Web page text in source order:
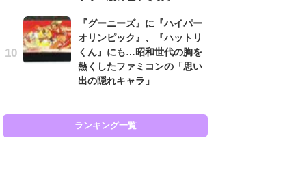
『グーニーズ』に『ハイパー
オリンピック』、『ハットリ
くん』にも…昭和世代の胸を
熱くしたファミコンの「思い
出の隠れキャラ」
ランキング一覧